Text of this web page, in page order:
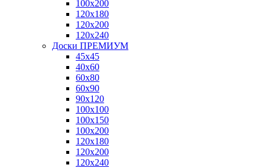
100x200
120x180
120x200
120x240
Доски ПРЕМИУМ
45x45
40x60
60x80
60x90
90x120
100x100
100x150
100x200
120x180
120x200
120x240